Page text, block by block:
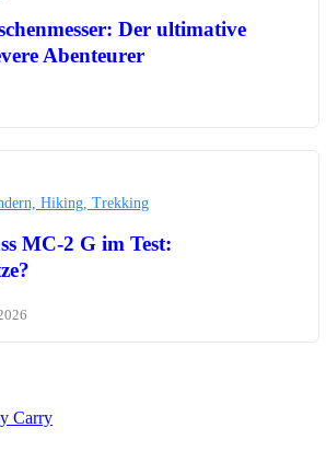
Der ultimative
Abenteurer
Hiking, Trekking
MC-2 G im Test:
Carry